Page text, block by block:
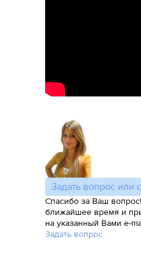
Задать вопрос или
Спасибо за Ваш
ближайшее время и
на указанный Вами e-
Задать вопрос